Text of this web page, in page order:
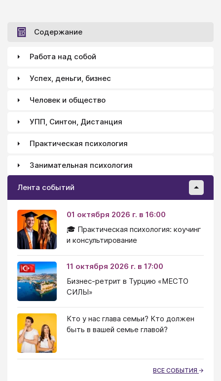
Содержание
Работа над собой
Успех, деньги, бизнес
Человек и общество
УПП, Синтон, Дистанция
Практическая психология
Занимательная психология
Лента событий
01 октября 2026 г. в 16:00
🎓 Практическая психология: коучинг
и консультирование
11 октября 2026 г. в 17:00
Бизнес-ретрит в Турцию «МЕСТО
СИЛЫ»
Кто у нас глава семьи? Кто должен
быть в вашей семье главой?
ВСЕ СОБЫТИЯ